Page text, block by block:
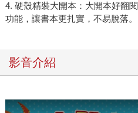
4. 硬殼精裝大開本：大開本好翻
功能，讓書本更扎實，不易脫落。
影音介紹